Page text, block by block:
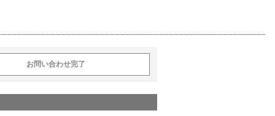
お問い合わせ完了